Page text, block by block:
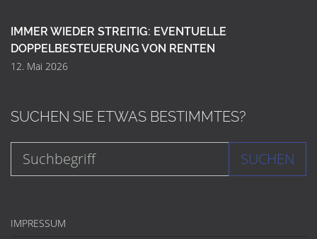
IMMER WIEDER STREITIG: EVENTUELLE
DOPPELBESTEUERUNG VON RENTEN
12. Mai 2026
SUCHEN SIE ETWAS BESTIMMTES?
SUCHEN
IMPRESSUM